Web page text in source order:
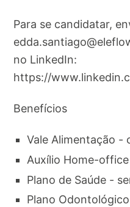
Para se candidatar,
no LinkedIn:
https://
Benefícios
Vale Alimentação -
Auxílio Home-office
Plano de Saúde -
Plano